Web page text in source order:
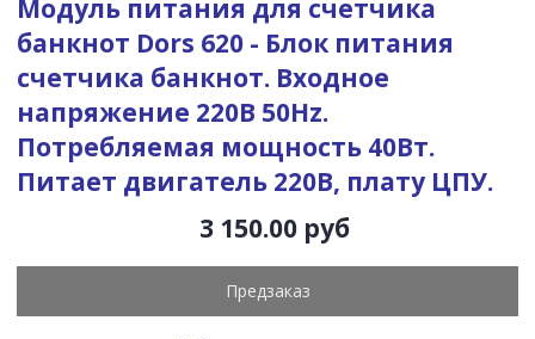
Модуль питания для счетчика
банкнот Dors 620 - Блок питания
счетчика банкнот. Входное
напряжение 220В 50Hz.
Потребляемая мощность 40Вт.
Питает двигатель 220В, плату ЦПУ.
3 150.00 руб
Предзаказ